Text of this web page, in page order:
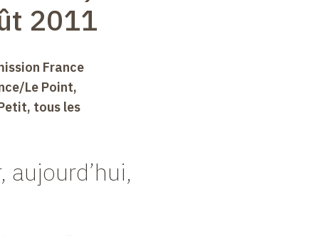
2011
France
Le Point,
tous les
aujourd’hui,